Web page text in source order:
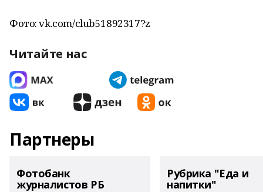
Фото: vk.com/club51892317?z
Читайте нас
Партнеры
Фотобанк
журналистов РБ
Рубрика "Еда и
напитки"